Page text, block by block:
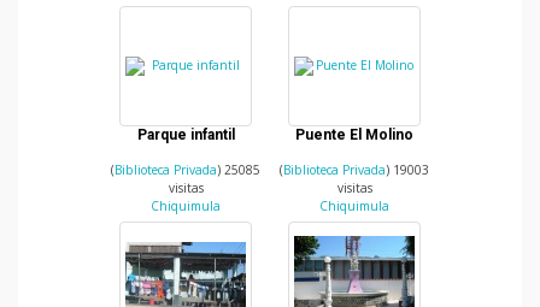
Parque infantil
(Biblioteca Privada) 25085
visitas
Chiquimula
Puente El Molino
(Biblioteca Privada) 19003
visitas
Chiquimula